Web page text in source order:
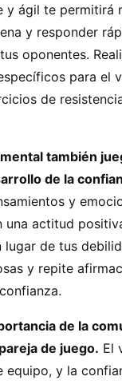
y ágil te permitirá
y responder
oponentes.
para el
de
también
de la
y
una actitud
de tus
y repite
de la
de juego. El
equipo, y la